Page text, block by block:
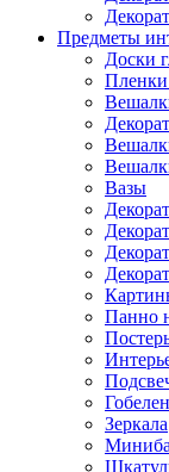
Предметы
Доски
Пленки
Вазы
Панно
Зеркала